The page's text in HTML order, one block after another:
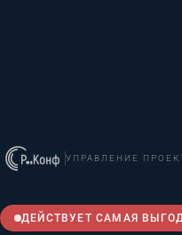
УПРАВЛЕНИЕ
ДЕЙСТВУЕТ САМАЯ